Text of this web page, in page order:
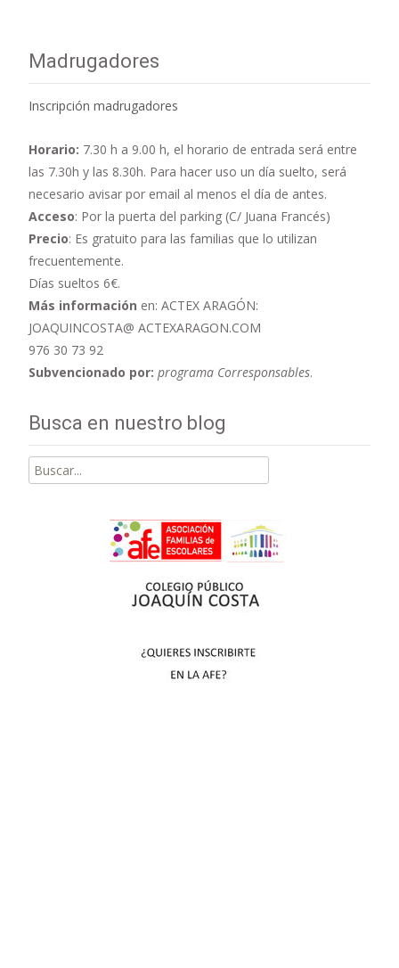
Madrugadores
Inscripción madrugadores
Horario: 7.30 h a 9.00 h, el horario de entrada será entre
las 7.30h y las 8.30h. Para hacer uso un día suelto, será
necesario avisar por email al menos el día de antes.
Acceso: Por la puerta del parking (C/ Juana Francés)
Precio: Es gratuito para las familias que lo utilizan
frecuentemente.
Días sueltos 6€.
Más información en: ACTEX ARAGÓN:
JOAQUINCOSTA@ ACTEXARAGON.COM
976 30 73 92
Subvencionado por: programa Corresponsables.
Busca en nuestro blog
Buscar
por: